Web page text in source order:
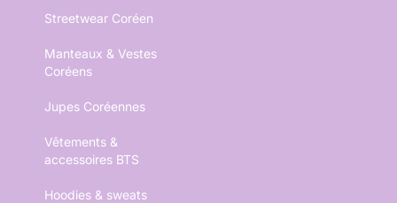
Streetwear Coréen
Manteaux & Vestes
Coréens
Jupes Coréennes
Vêtements &
accessoires BTS
Hoodies & sweats